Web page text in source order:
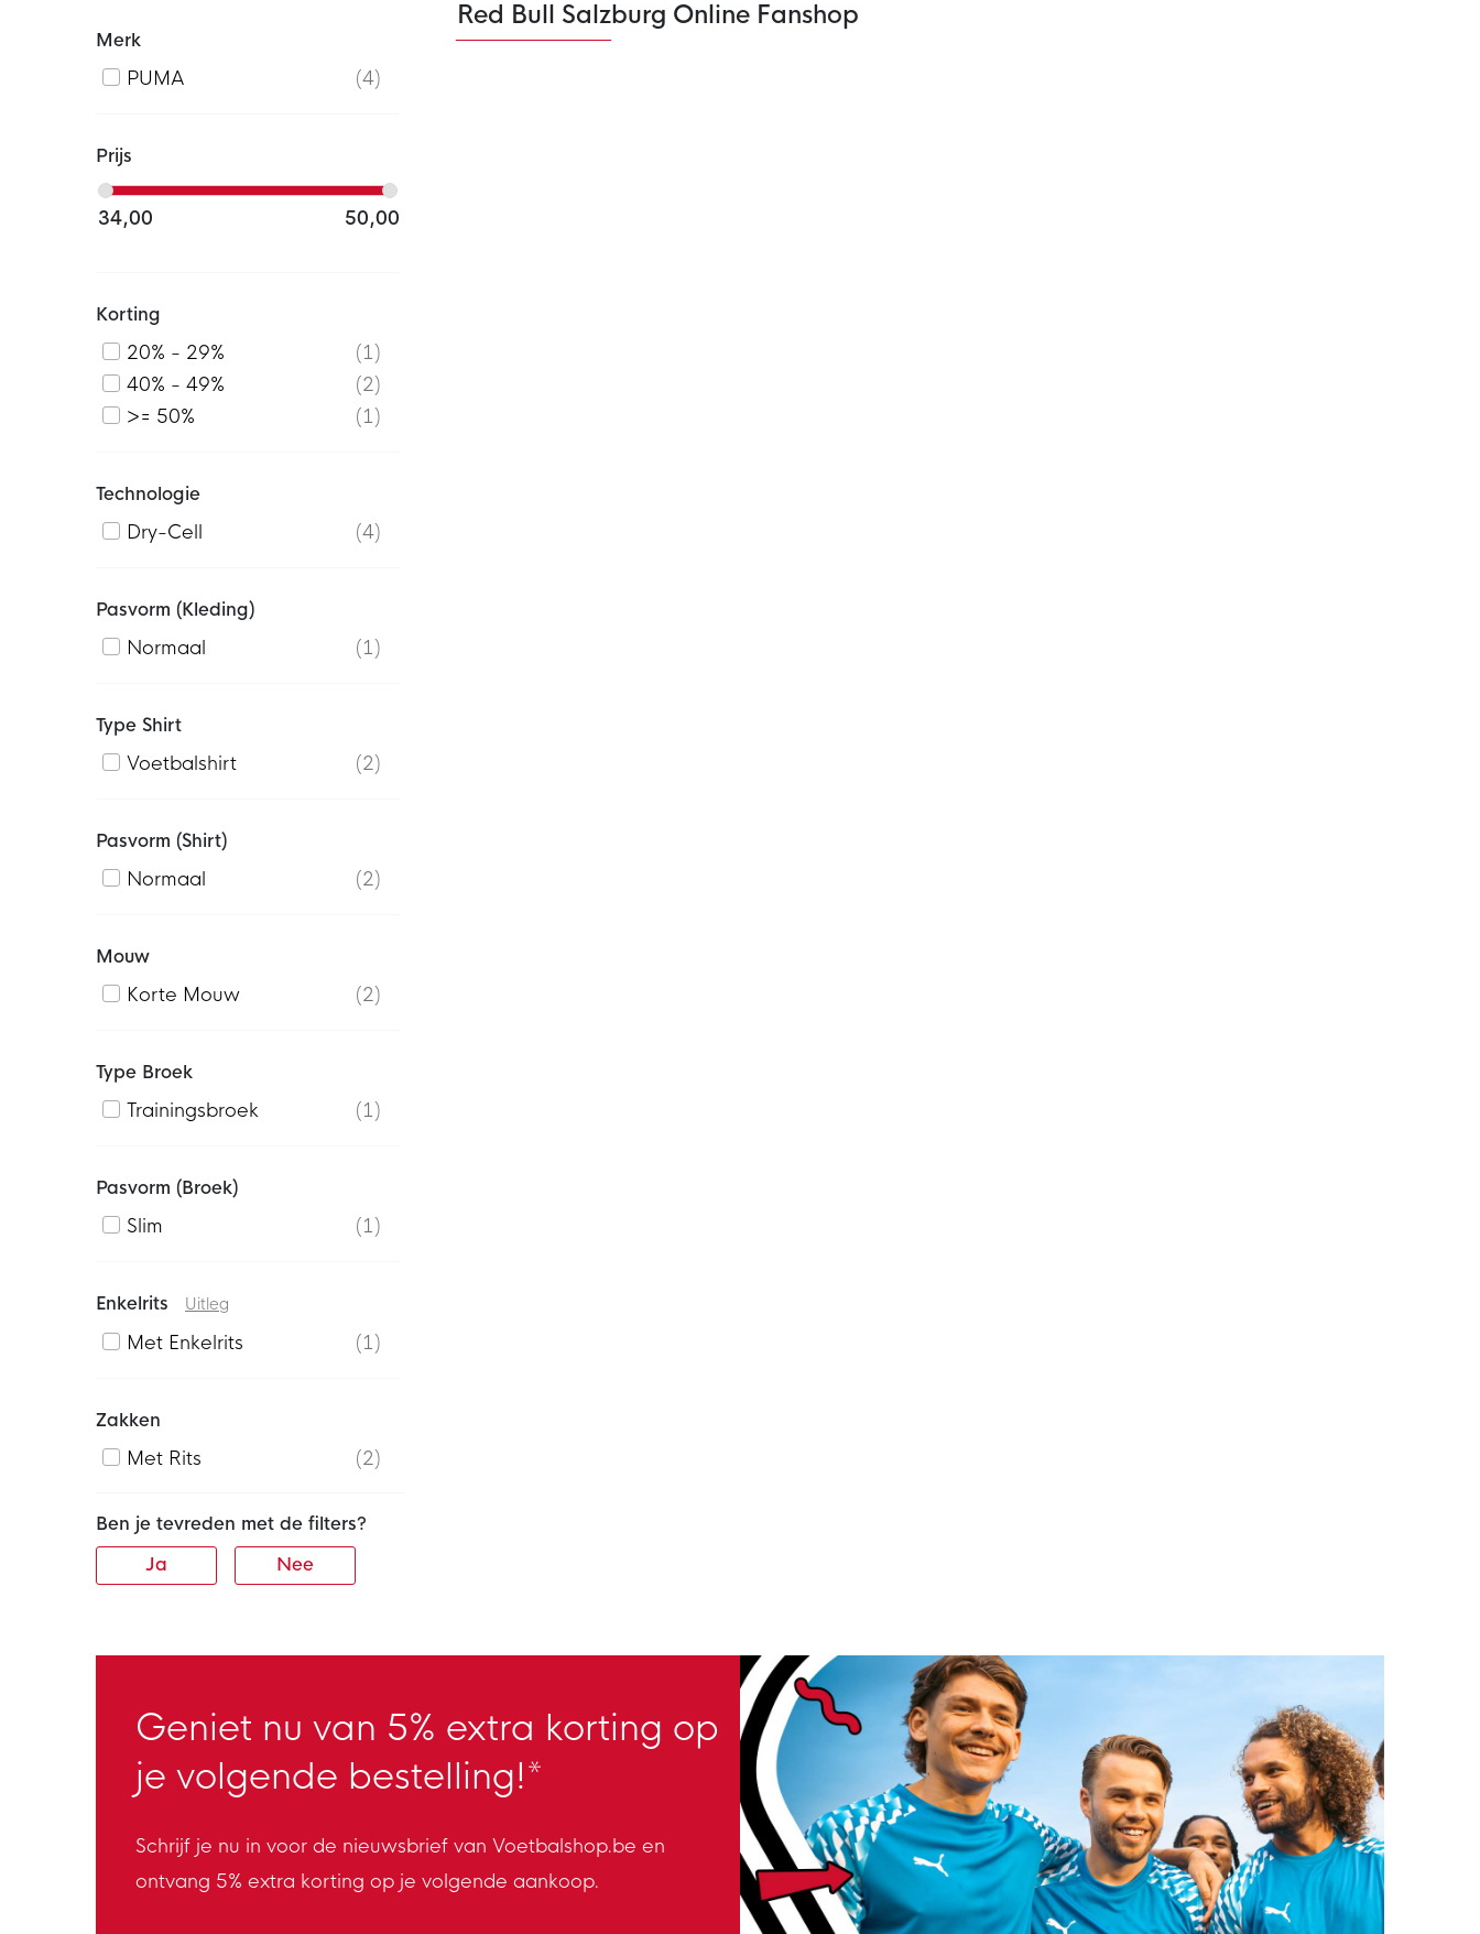
Red Bull Salzburg Online Fanshop
Merk
PUMA
4
Prijs
34,00 50,00
Korting
20% - 29%
1
40% - 49%
2
>= 50%
1
Technologie
Dry-Cell
4
Pasvorm (kleding)
Normaal
1
Type Shirt
Voetbalshirt
2
Pasvorm (shirt)
Normaal
2
Mouw
Korte Mouw
2
Type Broek
Trainingsbroek
1
Pasvorm (broek)
Slim
1
Enkelrits Uitleg
Met Enkelrits 1
Zakken
Met Rits
2
Ben je tevreden met de filters?
Ja
Nee
Geniet nu van 5% extra korting op
je volgende bestelling!*
Schrijf je nu in voor de nieuwsbrief van Voetbalshop.be en
ontvang 5% extra korting op je volgende aankoop.